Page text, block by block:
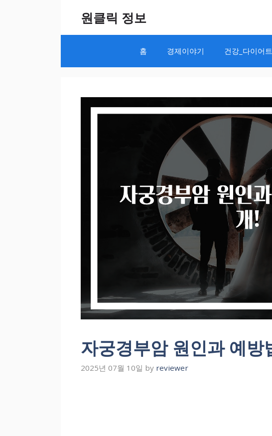
원클릭 정보
홈 경제이야기 건강_다이어트
자궁경부암 원인과 예방
2025년 07월 10일 by reviewer